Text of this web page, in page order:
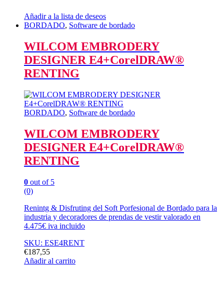
Añadir a la lista de deseos
BORDADO, Software de bordado
WILCOM EMBRODERY
DESIGNER E4+CorelDRAW®
RENTING
BORDADO, Software de bordado
WILCOM EMBRODERY
DESIGNER E4+CorelDRAW®
RENTING
0 out of 5
(0)
Renintg & Disfruting del Soft Porfesional de Bordado para la
industria y decoradores de prendas de vestir valorado en
4.475€ iva incluido
SKU: ESE4RENT
€187,55
Añadir al carrito